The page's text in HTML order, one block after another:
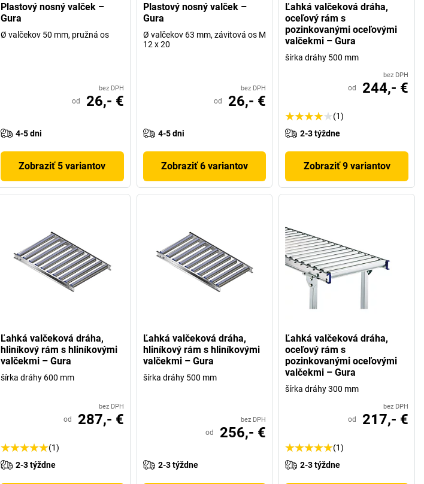
Plastový nosný valček –
Gura
Ø valčekov 50 mm, pružná os
bez DPH
od 26,- €
4-5 dni
Zobraziť 5 variantov
Plastový nosný valček –
Gura
Ø valčekov 63 mm, závitová os M
12 x 20
bez DPH
od 26,- €
4-5 dni
Zobraziť 6 variantov
Ľahká valčeková dráha,
oceľový rám s
pozinkovanými oceľovými
valčekmi – Gura
šírka dráhy 500 mm
bez DPH
od 244,- €
(1)
2-3 týždne
Zobraziť 9 variantov
Ľahká valčeková dráha,
hliníkový rám s hliníkovými
valčekmi – Gura
šírka dráhy 600 mm
bez DPH
od 287,- €
(1)
2-3 týždne
Ľahká valčeková dráha,
hliníkový rám s hliníkovými
valčekmi – Gura
šírka dráhy 500 mm
bez DPH
od 256,- €
2-3 týždne
Ľahká valčeková dráha,
oceľový rám s
pozinkovanými oceľovými
valčekmi – Gura
šírka dráhy 300 mm
bez DPH
od 217,- €
(1)
2-3 týždne